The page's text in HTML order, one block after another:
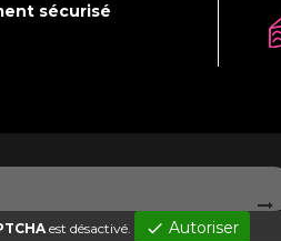
sécurisé
est désactivé. check Autoriser